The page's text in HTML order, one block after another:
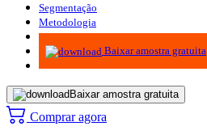
Segmentação
Metodologia
Infográficos
Baixar amostra gratuita
Baixar amostra gratuita
Comprar agora